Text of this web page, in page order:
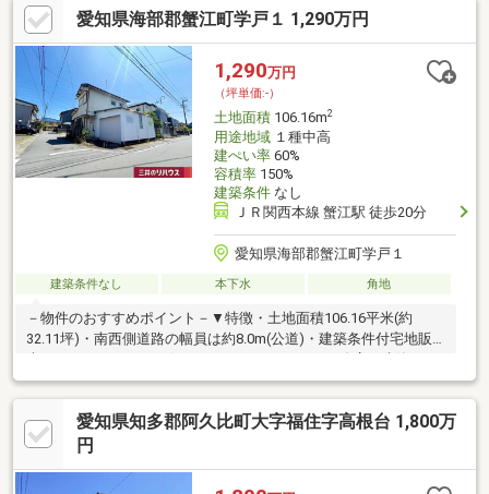
徒歩約6分※写真をクリックすると、詳細をご覧いただけます。
愛知県海部郡蟹江町学戸１ 1,290万円
1,290万円
（坪単価:-）
土地面積106.16m2
用途地域１種中高
建ぺい率60%
容積率150%
建築条件なし
ＪＲ関西本線 蟹江駅 徒歩20分
愛知県海部郡蟹江町学戸１
建築条件なし 本下水 角地
－物件のおすすめポイント－▼特徴・土地面積106.16平米(約
32.11坪)・南西側道路の幅員は約8.0m(公道)・建築条件付宅地販
売ではありません・お好きなハウスメーカーや工務店で建築可
能・周囲には既に建物があり、近隣状況を考慮した設計が可能・
現況古家有、建物解体後に更地でのお引渡し▼周辺環境・新町ち
びっこ公園 徒歩2分(約120m)・学戸小学校 徒歩5分(約380m)・ス
ギ薬局蟹江店 徒歩1分(約80m)■ ご希望の住まい探しをお手伝いし
せください。
愛知県知多郡阿久比町大字福住字高根台 1,800万
円